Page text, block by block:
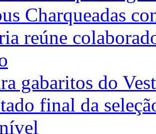
Charqueadas
reúne
gabaritos do
final da